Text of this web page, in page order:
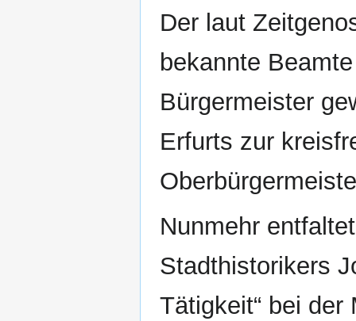
Der laut
bekannte
Bürgermeister
Erfurts zur
Nunmehr
Stadthistorikers
Tätigkeit“ bei